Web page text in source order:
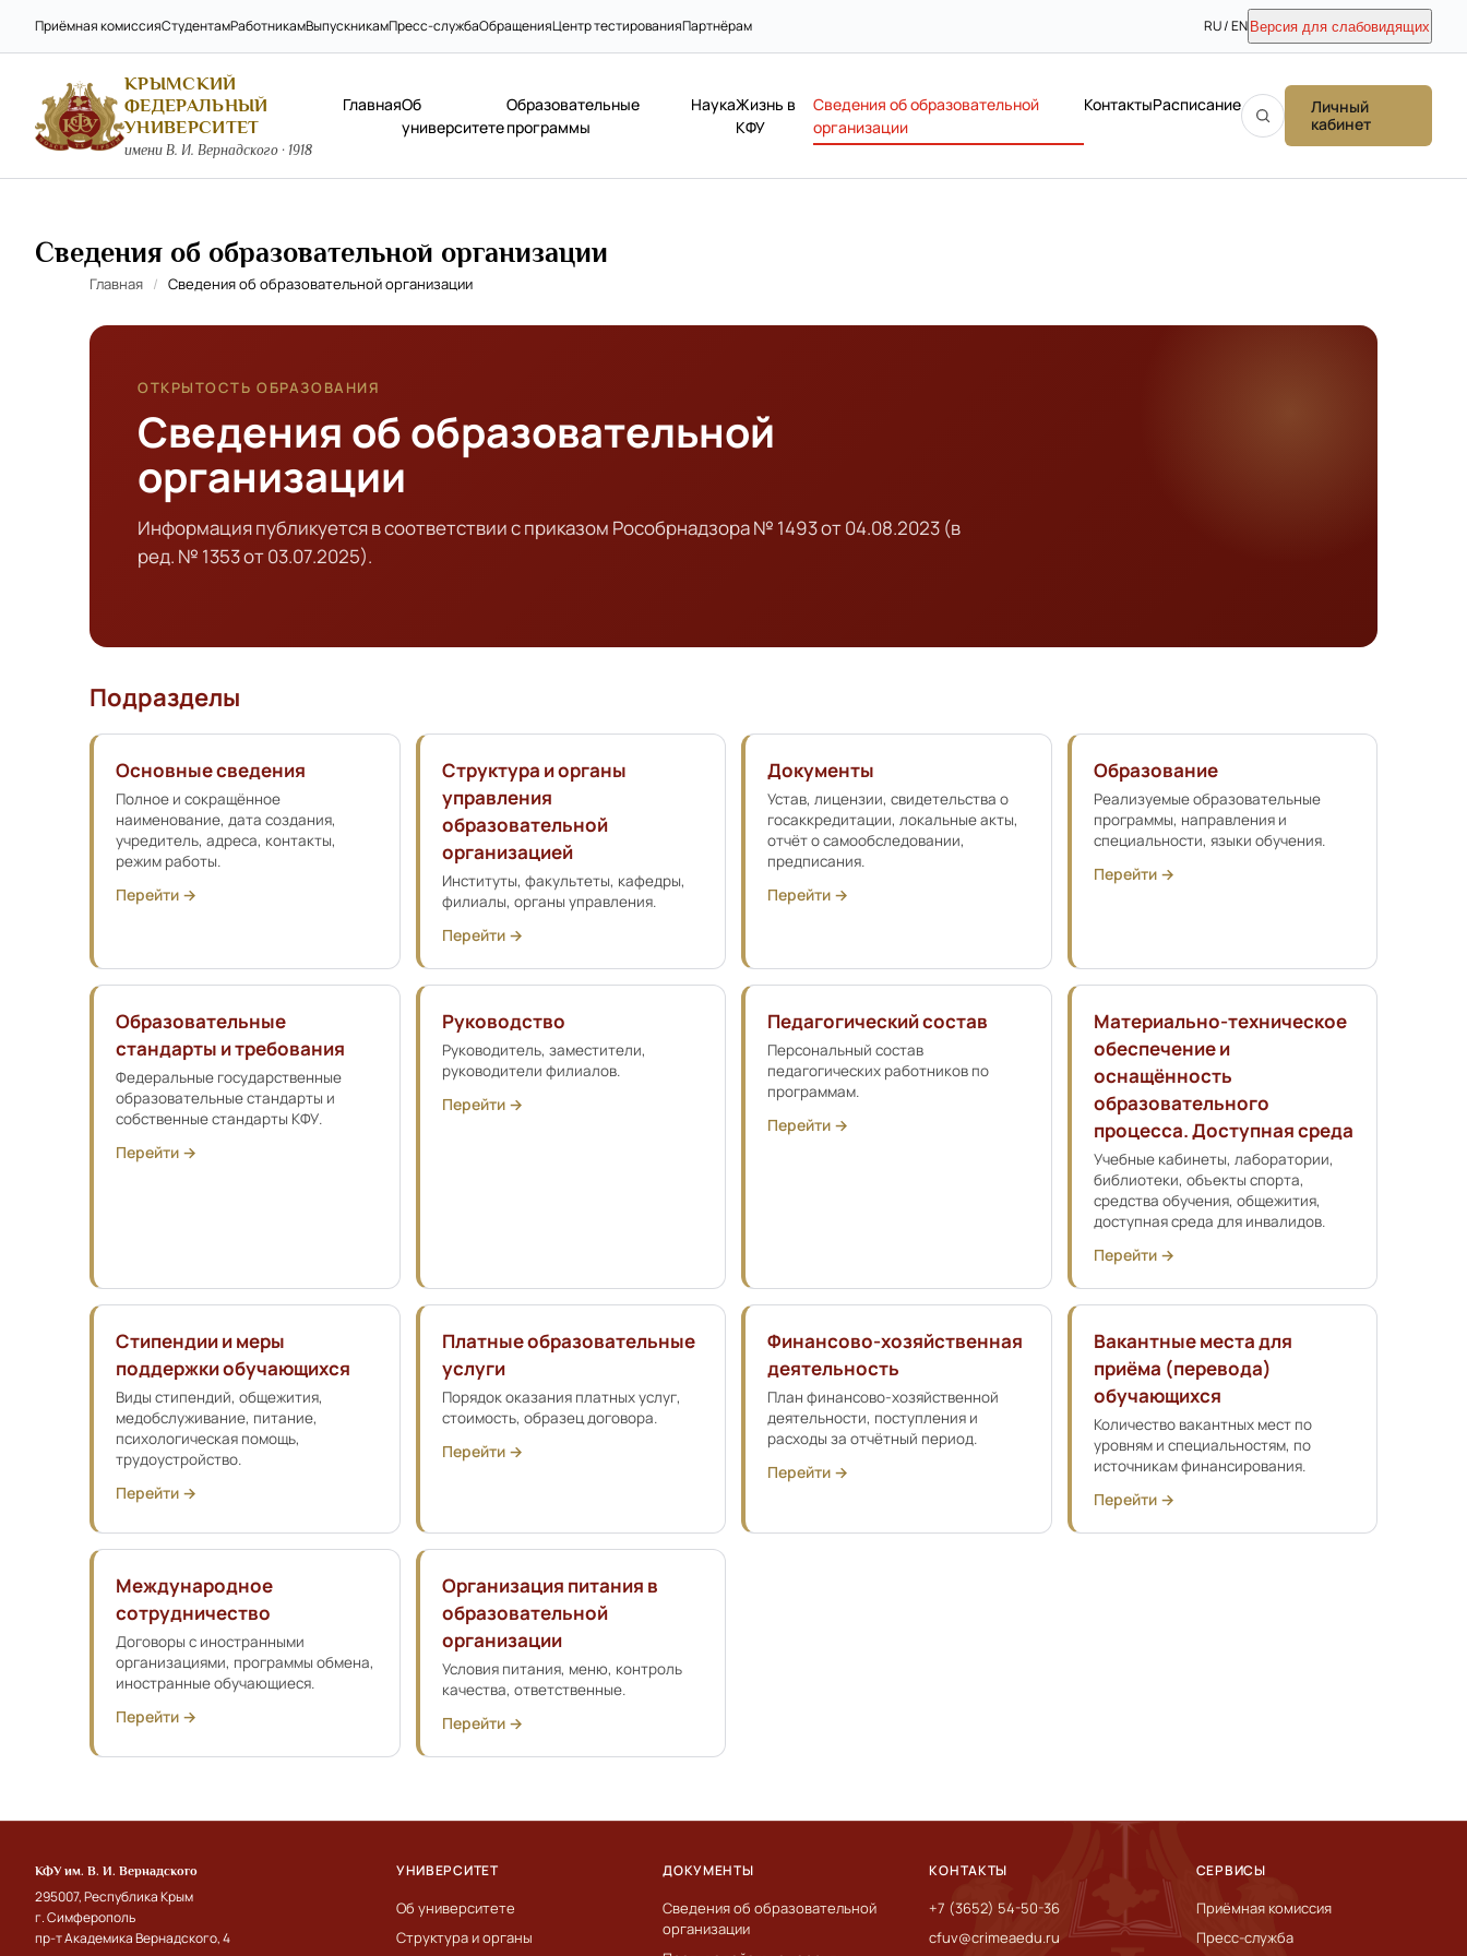
Приёмная комиссияСтудентамРаботникамВыпускникамПресс-службаОбращенияЦентр тестированияПартнёрам RU / EN Версия для слабовидящих
КРЫМСКИЙ
ФЕДЕРАЛЬНЫЙ
УНИВЕРСИТЕТ
имени В. И. Вернадского · 1918
ГлавнаяОб
университете
Образовательные
программы
НаукаЖизнь в
КФУ
Сведения об образовательной
организации
КонтактыРасписание
Личный
кабинет
Сведения об образовательной организации
Главная / Сведения об образовательной организации
ОТКРЫТОСТЬ ОБРАЗОВАНИЯ
Сведения об образовательной
организации
Информация публикуется в соответствии с приказом Рособрнадзора № 1493 от 04.08.2023 (в
ред. № 1353 от 03.07.2025).
Подразделы
Основные сведения
Полное и сокращённое
наименование, дата создания,
учредитель, адреса, контакты,
режим работы.
Перейти →
Структура и органы
управления
образовательной
организацией
Институты, факультеты, кафедры,
филиалы, органы управления.
Перейти →
Документы
Устав, лицензии, свидетельства о
госаккредитации, локальные акты,
отчёт о самообследовании,
предписания.
Перейти →
Образование
Реализуемые образовательные
программы, направления и
специальности, языки обучения.
Перейти →
Образовательные
стандарты и требования
Федеральные государственные
образовательные стандарты и
собственные стандарты КФУ.
Перейти →
Руководство
Руководитель, заместители,
руководители филиалов.
Перейти →
Педагогический состав
Персональный состав
педагогических работников по
программам.
Перейти →
Материально-техническое
обеспечение и
оснащённость
образовательного
процесса. Доступная среда
Учебные кабинеты, лаборатории,
библиотеки, объекты спорта,
средства обучения, общежития,
доступная среда для инвалидов.
Перейти →
Стипендии и меры
поддержки обучающихся
Виды стипендий, общежития,
медобслуживание, питание,
психологическая помощь,
трудоустройство.
Перейти →
Платные образовательные
услуги
Порядок оказания платных услуг,
стоимость, образец договора.
Перейти →
Финансово-хозяйственная
деятельность
План финансово-хозяйственной
деятельности, поступления и
расходы за отчётный период.
Перейти →
Вакантные места для
приёма (перевода)
обучающихся
Количество вакантных мест по
уровням и специальностям, по
источникам финансирования.
Перейти →
Международное
сотрудничество
Договоры с иностранными
организациями, программы обмена,
иностранные обучающиеся.
Перейти →
Организация питания в
образовательной
организации
Условия питания, меню, контроль
качества, ответственные.
Перейти →
КФУ им. В. И. Вернадского
295007, Республика Крым
г. Симферополь
пр-т Академика Вернадского, 4
УНИВЕРСИТЕТ
Об университете
Структура и органы
ДОКУМЕНТЫ
Сведения об образовательной
организации
КОНТАКТЫ
+7 (3652) 54-50-36
cfuv@crimeaedu.ru
СЕРВИСЫ
Приёмная комиссия
Пресс-служба